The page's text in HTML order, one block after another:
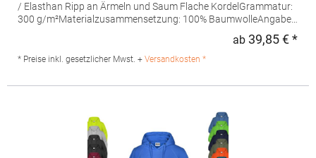
/ Elasthan Ripp an Ärmeln und Saum Flache KordelGrammatur:
300 g/m²Materialzusammensetzung: 100% BaumwolleAngaben
A/S VESTERBROGADE 149 BUILDING 6, GROUND FLOOR 1620
COPENHAGEN V Dänemark E-Mail: neutral@neutral.com
ab 39,85 € *
* Preise inkl. gesetzlicher Mwst. + Versandkosten *